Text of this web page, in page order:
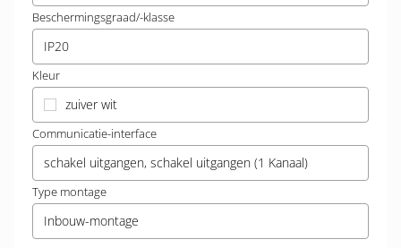
Beschermingsgraad/-klasse
IP20
Kleur
zuiver wit
Communicatie-interface
schakel uitgangen, schakel uitgangen (1 Kanaal)
Type montage
Inbouw-montage